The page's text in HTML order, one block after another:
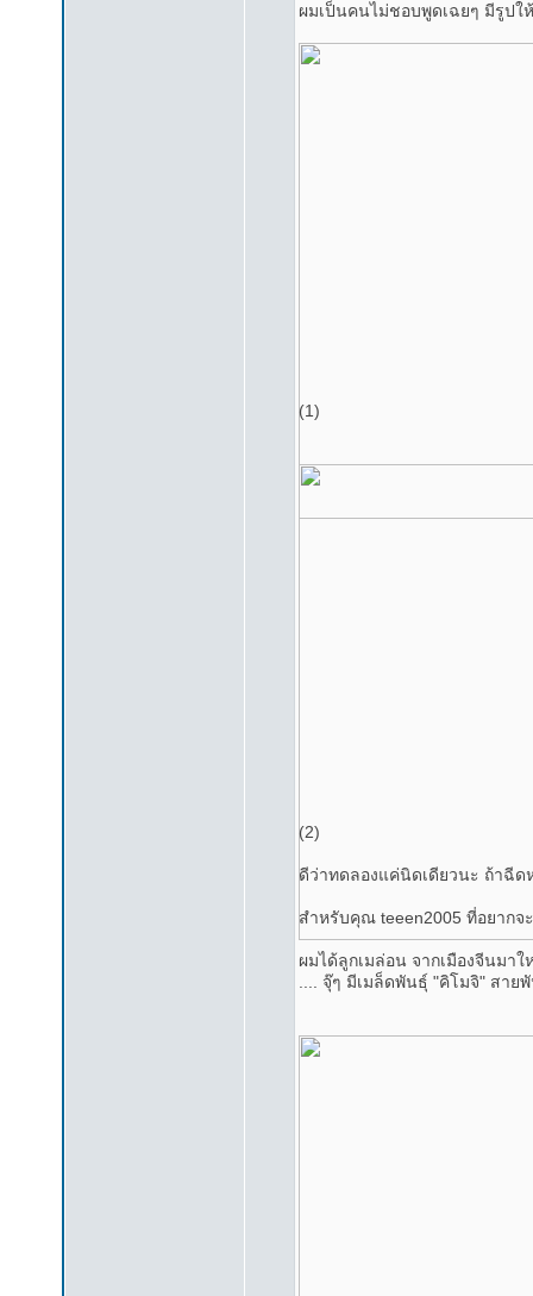
ผมเป็นคนไม่ชอบพูดเฉยๆ มีรูปใ
(1)
(2)
ดีว่าทดลองแค่นิดเดียวนะ ถ้าฉีด
สำหรับคุณ teeen2005 ที่อยากจ
ผมได้ลูกเมล่อน จากเมืองจีนมา
.... จุ๊ๆ มีเมล็ดพันธุ์ "คิโมจิ" สา